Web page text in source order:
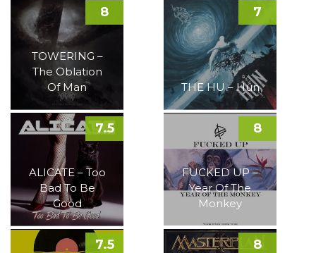
TOWERING –
The Oblation
Of Man
8
THE HU – Hun
7
ALICATE – Too
Bad To Be
Good
7.5
FUCKED UP –
Year Of The
Monkey
8
7.5 8